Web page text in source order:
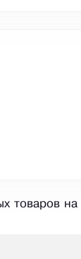
товаров на